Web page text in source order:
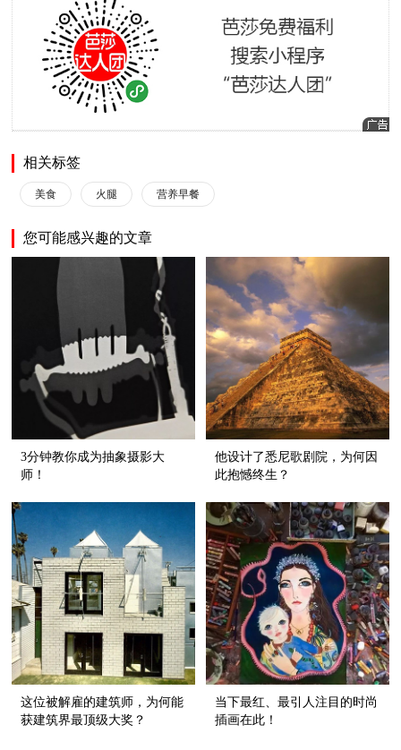
相关标签
美食 火腿 营养早餐
您可能感兴趣的文章
3分钟教你成为抽象摄影大
师！
他设计了悉尼歌剧院，为何因
此抱憾终生？
这位被解雇的建筑师，为何能
获建筑界最顶级大奖？
当下最红、最引人注目的时尚
插画在此！